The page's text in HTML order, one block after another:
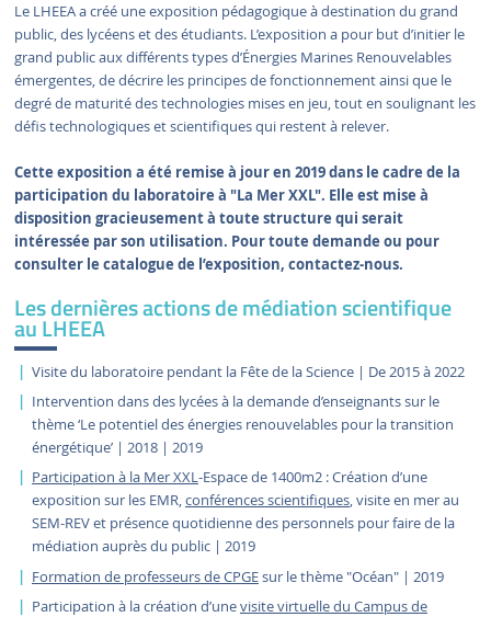
Le LHEEA a créé une exposition pédagogique à destination du grand
public, des lycéens et des étudiants. L’exposition a pour but d’initier le
grand public aux différents types d’Énergies Marines Renouvelables
émergentes, de décrire les principes de fonctionnement ainsi que le
degré de maturité des technologies mises en jeu, tout en soulignant les
défis technologiques et scientifiques qui restent à relever.
Cette exposition a été remise à jour en 2019 dans le cadre de la
participation du laboratoire à "La Mer XXL". Elle est mise à
disposition gracieusement à toute structure qui serait
intéressée par son utilisation. Pour toute demande ou pour
consulter le catalogue de l’exposition, contactez-nous.
Les dernières actions de médiation scientifique
au LHEEA
Visite du laboratoire pendant la Fête de la Science | De 2015 à 2022
Intervention dans des lycées à la demande d’enseignants sur le
thème ‘Le potentiel des énergies renouvelables pour la transition
énergétique’ | 2018 | 2019
Participation à la Mer XXL-Espace de 1400m2 : Création d’une
exposition sur les EMR,conférences scientifiques, visite en mer au
SEM-REV et présence quotidienne des personnels pour faire de la
médiation auprès du public | 2019
Formation de professeurs de CPGEsur le thème "Océan" | 2019
Participation à la création d’unevisite virtuelle du Campus de